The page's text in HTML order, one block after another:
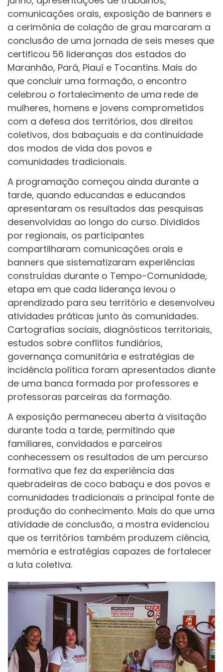
comunicações orais, exposição de banners e
a cerimônia de colação de grau marcaram a
conclusão de uma jornada de seis meses que
certificou 56 lideranças dos estados do
Maranhão, Pará, Piauí e Tocantins. Mais do
que concluir uma formação, o encontro
celebrou o fortalecimento de uma rede de
mulheres, homens e jovens comprometidos
com a defesa dos territórios, dos direitos
coletivos, dos babaçuais e da continuidade
dos modos de vida dos povos e
comunidades tradicionais.
A programação começou ainda durante a
tarde, quando educandas e educandos
apresentaram os resultados das pesquisas
desenvolvidas ao longo do curso. Divididos
por regionais, os participantes
compartilharam comunicações orais e
banners que sistematizaram experiências
construídas durante o Tempo-Comunidade,
etapa em que cada liderança levou o
aprendizado para seu território e desenvolveu
atividades práticas junto às comunidades.
Cartografias sociais, diagnósticos territoriais,
estudos sobre conflitos fundiários,
governança comunitária e estratégias de
incidência política foram apresentados diante
de uma banca formada por professores e
professoras parceiras da formação.
A exposição permaneceu aberta à visitação
durante toda a tarde, permitindo que
familiares, convidados e parceiros
conhecessem os resultados de um percurso
formativo que fez da experiência das
quebradeiras de coco babaçu e dos povos e
comunidades tradicionais a principal fonte de
produção do conhecimento. Mais do que uma
atividade de conclusão, a mostra evidenciou
que os territórios também produzem ciência,
memória e estratégias capazes de fortalecer
a luta coletiva.